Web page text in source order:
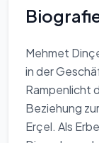
Mehmet
in der
Rampenlicht
Beziehung
Erçel. Als